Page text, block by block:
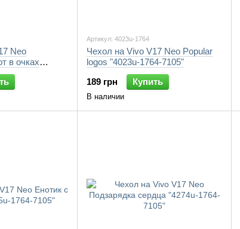
Neo
в очках
Артикул: 4023u-1764
Чехол на Vivo V17 Neo Popular
logos "4023u-1764-7105"
189 грн
Купить
В наличии